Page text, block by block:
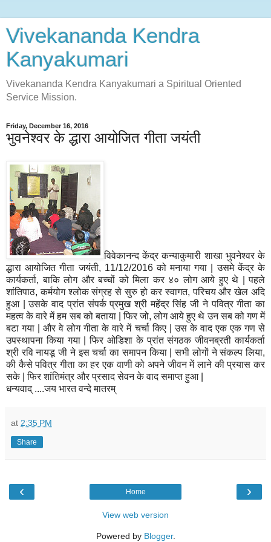
Vivekananda Kendra
Kanyakumari
Vivekananda Kendra Kanyakumari a Spiritual Oriented
Service Mission.
Friday, December 16, 2016
भुवनेश्वर के द्धारा आयोजित गीता जयंती
विवेकानन्द केंद्र कन्याकुमारी शाखा भुवनेश्वर के
द्धारा आयोजित गीता जयंती, 11/12/2016 को मनाया गया | उसमे केंद्र के
कार्यकर्ता, बाकि लोग और बच्चों को मिला कर ४० लोग आये हुए थे | पहले
शांतिपाठ, कर्मयोग श्लोक संग्रह से सुरु हो कर स्वागत, परिचय और खेल अदि
हुआ | उसके वाद प्रांत संपर्क प्रमुख श्री महेंद्र सिंह जी ने पवित्र गीता का
महत्व के वारे में हम सब को बताया | फिर जो, लोग आये हुए थे उन सब को गण में
बटा गया | और वे लोग गीता के वारे में चर्चा किए | उस के वाद एक एक गण से
उपस्थापना किया गया | फिर ओडिशा के प्रांत संगठक जीवनब्रती कार्यकर्ता
श्री रवि नायडू जी ने इस चर्चा का समापन किया | सभी लोगों ने संकल्प लिया,
की कैसे पवित्र गीता का हर एक वाणी को अपने जीवन में लाने की प्रयास कर
सके | फिर शांतिमंत्र और प्रसाद सेवन के वाद समाप्त हुआ |
धन्यवाद् ....जय भारत वन्दे मातरम्
at 2:35 PM
Share
‹ ›
Home
View web version
Powered by Blogger.